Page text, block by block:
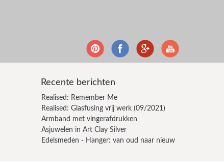
Recente berichten
Realised: Remember Me
Realised: Glasfusing vrij werk (09/2021)
Armband met vingerafdrukken
Asjuwelen in Art Clay Silver
Edelsmeden - Hanger: van oud naar nieuw